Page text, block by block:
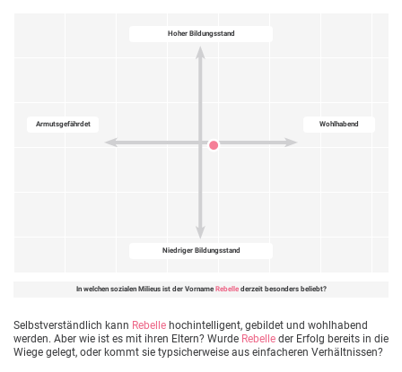
Hoher Bildungsstand
Wohlhabend
Niedriger Bildungsstand
Armutsgefährdet
In welchen sozialen Milieus ist der Vorname Rebellederzeit besonders beliebt?
Selbstverständlich kann Rebelle hochintelligent, gebildet und wohlhabend
werden. Aber wie ist es mit ihren Eltern? Wurde Rebelle der Erfolg bereits in die
Wiege gelegt, oder kommt sie typsicherweise aus einfacheren Verhältnissen?